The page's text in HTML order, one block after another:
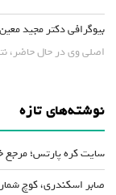
بیوگرافی دکتر مجید معین
اصلی وی در حال حاضر،
نوشته‌های تازه
سایت کره پارتس؛ مرجع
صابر اسکندری، کوچ